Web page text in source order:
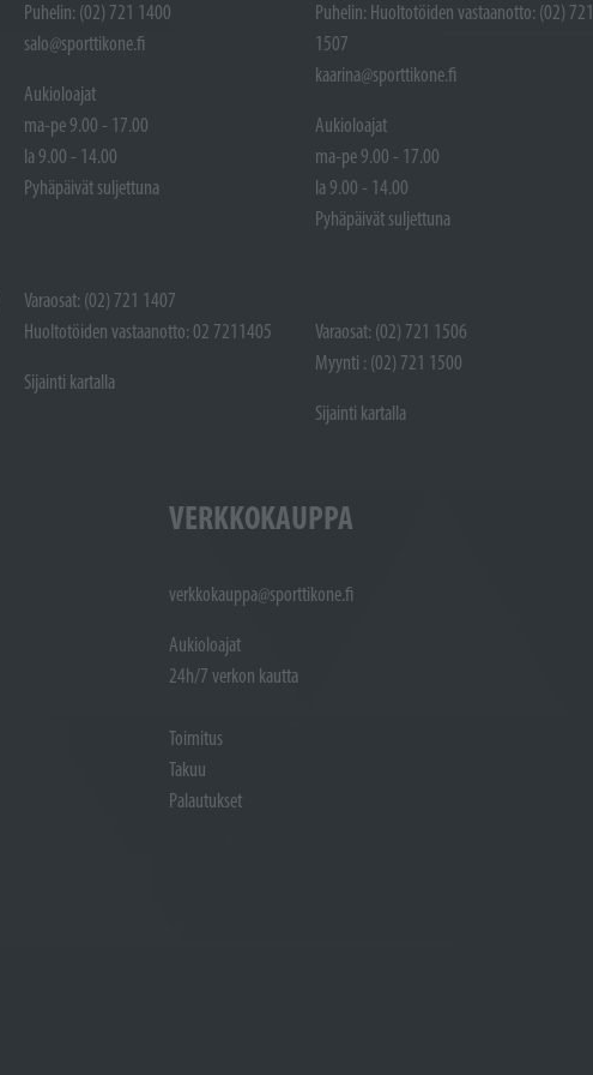
Puhelin: (02) 721 1400
salo@sporttikone.fi
Aukioloajat
ma-pe 9.00 - 17.00
la 9.00 - 14.00
Pyhäpäivät suljettuna
Varaosat: (02) 721 1407
Huoltotöiden vastaanotto: 02 7211405
Sijainti kartalla
Puhelin: Huoltotöiden vastaanotto: (02) 721
1507
kaarina@sporttikone.fi
Aukioloajat
ma-pe 9.00 - 17.00
la 9.00 - 14.00
Pyhäpäivät suljettuna
Varaosat: (02) 721 1506
Myynti : (02) 721 1500
Sijainti kartalla
VERKKOKAUPPA
verkkokauppa@sporttikone.fi
Aukioloajat
24h/7 verkon kautta
Toimitus
Takuu
Palautukset